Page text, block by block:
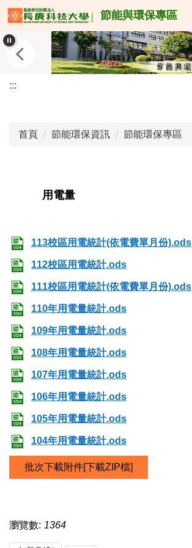
跳
到
主
容
節能與環保專區
:::
首頁 節能環保資訊 節能環保專區
用電量
113校區用電統計(依電費單月份).ods
112校區用電統計.ods
111校區用電統計(依電費單月份).ods
110年用電量統計.ods
109年用電量統計.ods
108年用電量統計.ods
107年用電量統計.ods
106年用電量統計.ods
105年用電量統計.ods
104年用電量統計.ods
批次下載附件[下載ZIP檔]
瀏覽數: 1364